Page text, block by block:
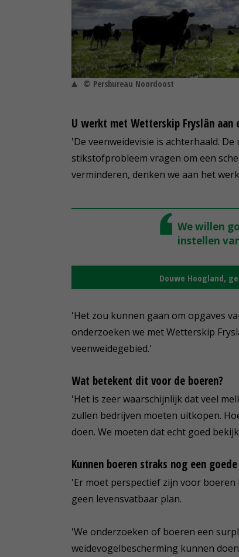
© Persbureau Noordoost
U werkt met Wetterskip Fryslân aan
'De veenweidevisie is achterhaald.
stikstofprobleem vragen om een
verminderen, denken we aan het
We willen
instellen
Douwe Hoogland,
'Het zou kunnen gaan om opgaves
onderzoeken we met Wetterskip
veenweidegebied.'
Wat betekent dit voor de boeren?
'Het is zeer waarschijnlijk dat veel
zullen bedrijven moeten uitkopen.
doen. We moeten dat echt goed
Kunnen boeren straks nog een
'Er moet perspectief zijn voor
geen levensvatbaar plan.
'We onderzoeken of boeren een
weidevogelbescherming kunnen